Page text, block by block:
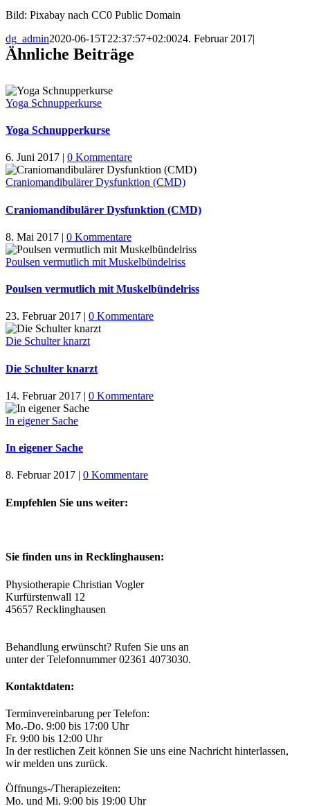
Bild: Pixabay nach CC0 Public Domain
dg_admin2020-06-15T22:37:57+02:0024. Februar 2017|
Ähnliche Beiträge
Yoga Schnupperkurse
Yoga Schnupperkurse
6. Juni 2017 | 0 Kommentare
Craniomandibulärer Dysfunktion (CMD)
Craniomandibulärer Dysfunktion (CMD)
8. Mai 2017 | 0 Kommentare
Poulsen vermutlich mit Muskelbündelriss
Poulsen vermutlich mit Muskelbündelriss
23. Februar 2017 | 0 Kommentare
Die Schulter knarzt
Die Schulter knarzt
14. Februar 2017 | 0 Kommentare
In eigener Sache
In eigener Sache
8. Februar 2017 0 Kommentare
Empfehlen Sie uns weiter:
Sie finden uns in Recklinghausen:
Physiotherapie Christian Vogler
Kurfürstenwall 12
45657 Recklinghausen
Behandlung erwünscht? Rufen Sie uns an
unter der Telefonnummer 02361 4073030.
Kontaktdaten:
Terminvereinbarung per Telefon:
Mo.-Do. 9:00 bis 17:00 Uhr
Fr. 9:00 bis 12:00 Uhr
In der restlichen Zeit können Sie uns eine Nachricht hinterlassen,
wir melden uns zurück.
Öffnungs-/Therapiezeiten:
Mo. und Mi. 9:00 bis 19:00 Uhr